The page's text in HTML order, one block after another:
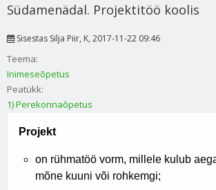
Südamenädal. Projektitöö koolis
Sisestas Silja Piir, K, 2017-11-22 09:46
Teema:
Inimeseõpetus
Peatükk:
1) Perekonnaõpetus